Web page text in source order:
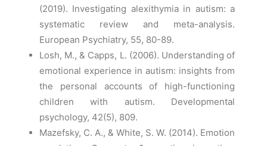
(2019). Investigating alexithymia in autism: a
systematic review and meta-analysis.
European Psychiatry, 55, 80-89.
Losh, M., & Capps, L. (2006). Understanding of
emotional experience in autism: insights from
the personal accounts of high-functioning
children with autism. Developmental
psychology, 42(5), 809.
Mazefsky, C. A., & White, S. W. (2014). Emotion